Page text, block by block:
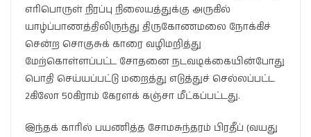
எரிபொருள் நிரப்பு நிலையத்துக்கு அருகில்
யாழ்ப்பாணத்திலிருந்து திருகோணமலை நோக்கிச்
சென்ற சொகுசுக் காரை வழிமறித்து
மேற்கொள்ளப்பட்ட சோதனை நடவடிக்கையின்போது
பொதி செய்யப்பட்டு மறைத்து எடுத்துச் செல்லப்பட்ட
2கிலோ 50கிராம் கேரளக் கஞ்சா மீட்கப்பட்டது.
இந்தக் காரில் பயணித்த சோமசுந்தரம் பிரதீப் (வயது